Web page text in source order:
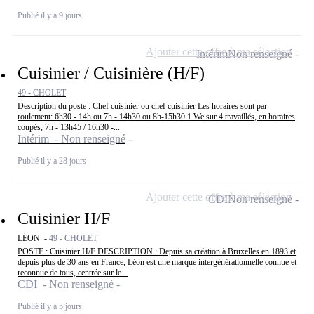
Publié il y a 9 jours
Cuisinier / Cuisinière (H/F)
49 - CHOLET
Description du poste : Chef cuisinier ou chef cuisinier Les horaires sont par
roulement: 6h30 - 14h ou 7h - 14h30 ou 8h-15h30 1 We sur 4 travaillés, en horaires
coupés, 7h - 13h45 / 16h30 -...
Intérim - Non renseigné
Publié il y a 28 jours
IntérimNon renseigné
Ajouter cette offre à ma sélection
Cuisinier H/F
LÉON - 49 - CHOLET
POSTE : Cuisinier H/F DESCRIPTION : Depuis sa création à Bruxelles en 1893 et
depuis plus de 30 ans en France, Léon est une marque intergénérationnelle connue et
reconnue de tous, centrée sur le...
CDI - Non renseigné
Publié il y a 5 jours
CDINon renseigné
Ajouter cette offre à ma sélection